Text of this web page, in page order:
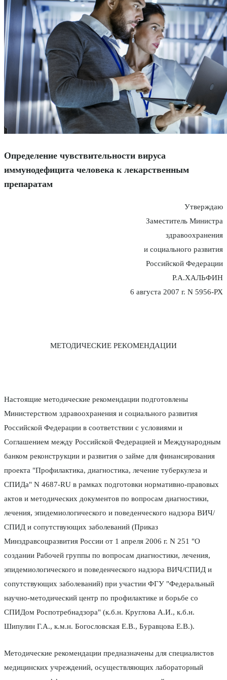
Определение чувствительности вируса
иммунодефицита человека к лекарственным
препаратам
Утверждаю
Заместитель Министра
здравоохранения
и социального развития
Российской Федерации
Р.А.ХАЛЬФИН
6 августа 2007 г. N 5956-РХ
МЕТОДИЧЕСКИЕ РЕКОМЕНДАЦИИ
Настоящие методические рекомендации подготовлены
Министерством здравоохранения и социального развития
Российской Федерации в соответствии с условиями и
Соглашением между Российской Федерацией и Международным
банком реконструкции и развития о займе для финансирования
проекта "Профилактика, диагностика, лечение туберкулеза и
СПИДа" N 4687-RU в рамках подготовки нормативно-правовых
актов и методических документов по вопросам диагностики,
лечения, эпидемиологического и поведенческого надзора ВИЧ/
СПИД и сопутствующих заболеваний (Приказ
Минздравсоцразвития России от 1 апреля 2006 г. N 251 "О
создании Рабочей группы по вопросам диагностики, лечения,
эпидемиологического и поведенческого надзора ВИЧ/СПИД и
сопутствующих заболеваний) при участии ФГУ "Федеральный
научно-методический центр по профилактике и борьбе со
СПИДом Роспотребнадзора" (к.б.н. Круглова А.И., к.б.н.
Шипулин Г.А., к.м.н. Богословская Е.В., Буравцова Е.В.).
Методические рекомендации предназначены для специалистов
медицинских учреждений, осуществляющих лабораторный